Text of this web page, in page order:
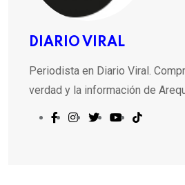
DIARIO VIRAL
Periodista en Diario Viral.
verdad y la información de